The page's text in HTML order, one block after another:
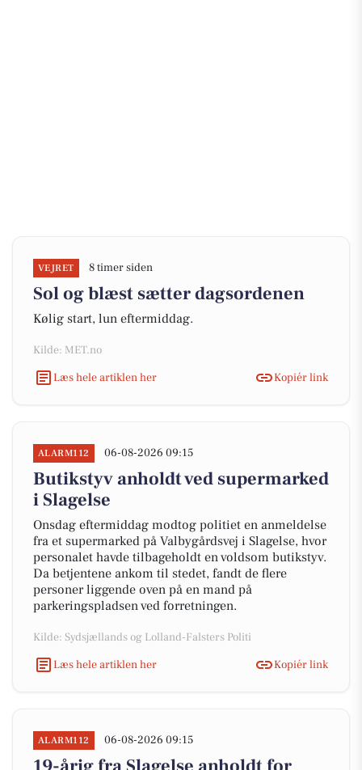
VEJRET 8 timer siden
Sol og blæst sætter dagsordenen
Kølig start, lun eftermiddag.
Kilde: MET.no
Læs hele artiklen her
Kopiér link
ALARM112 06-08-2026 09:15
Butikstyv anholdt ved supermarked
i Slagelse
Onsdag eftermiddag modtog politiet en anmeldelse
fra et supermarked på Valbygårdsvej i Slagelse, hvor
personalet havde tilbageholdt en voldsom butikstyv.
Da betjentene ankom til stedet, fandt de flere
personer liggende oven på en mand på
parkeringspladsen ved forretningen.
Kilde: Sydsjællands og Lolland-Falsters Politi
Læs hele artiklen her
Kopiér link
ALARM112 06-08-2026 09:15